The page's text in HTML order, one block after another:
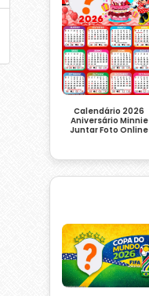
Calendário 2026
Aniversário Minnie
Juntar Foto Online